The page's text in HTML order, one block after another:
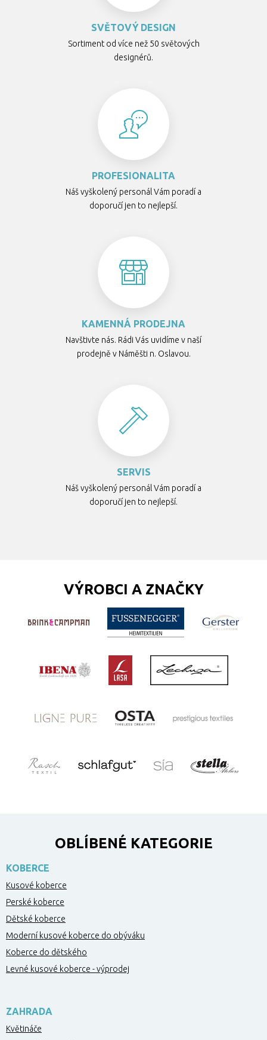
SVĚTOVÝ DESIGN
Sortiment od více než 50 světových
designérů.
PROFESIONALITA
Náš vyškolený personál Vám poradí a
doporučí jen to nejlepší.
KAMENNÁ PRODEJNA
Navštivte nás. Rádi Vás uvidíme v naší
prodejně v Náměšti n. Oslavou.
SERVIS
Náš vyškolený personál Vám poradí a
doporučí jen to nejlepší.
VÝROBCI A ZNAČKY
OBLÍBENÉ KATEGORIE
KOBERCE
Kusové koberce
Perské koberce
Dětské koberce
Moderní kusové koberce do obýváku
Koberce do dětského
Levné kusové koberce - výprodej
ZAHRADA
Květináče